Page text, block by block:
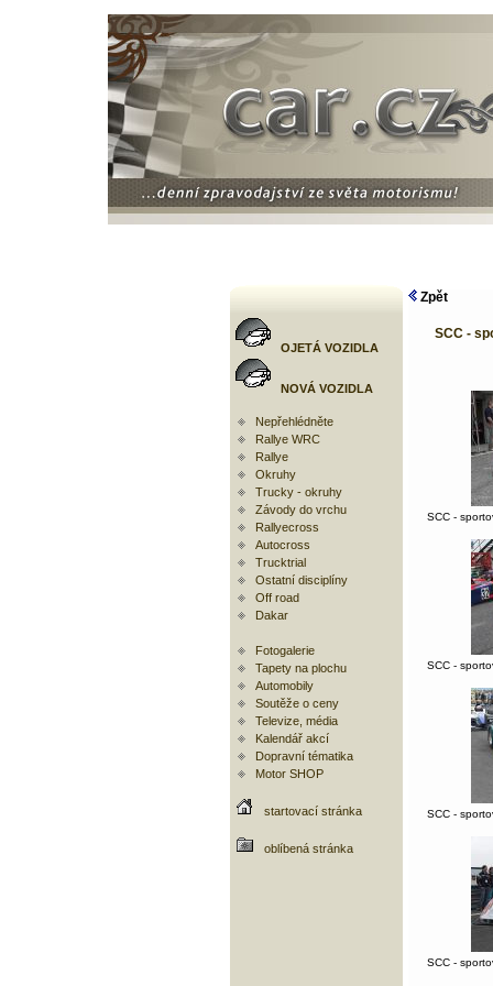
OJETÁ VOZIDLA
NOVÁ VOZIDLA
Nepřehlédněte
Rallye WRC
Rallye
Okruhy
Trucky - okruhy
Závody do vrchu
Rallyecross
Autocross
Trucktrial
Ostatní disciplíny
Off road
Dakar
Fotogalerie
Tapety na plochu
Automobily
Soutěže o ceny
Televize, média
Kalendář akcí
Dopravní tématika
Motor SHOP
startovací stránka
oblíbená stránka
Zpět
SCC -
SCC -
SCC -
SCC -
SCC -